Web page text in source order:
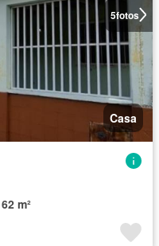
5fotos
Casa
62 m²